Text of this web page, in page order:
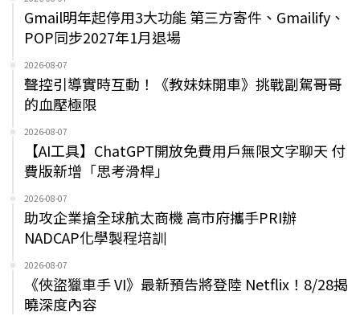
Gmail明年起停用3大功能 第三方寄件、Gmailify、
POP同步2027年1月退場
2026-08-07
聲控引導實時互動！《教妹妹開車》挑戰副駕哥哥
的血壓極限
2026-08-07
【AI工具】ChatGPT開放免費用戶無限文字聊天 付
費版新增「思考滑桿」
2026-08-07
助攻企業搶全球航太商機 高市府攜手PRI辦
NADCAP化學製程培訓
2026-08-07
《俠盜獵車手 VI》最新預告將登陸 Netflix！8/28揭
曉深度內容